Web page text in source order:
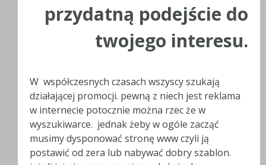
przydatną podejście do
twojego interesu.
W współczesnych czasach wszyscy szukają
działającej promocji. pewną z niech jest reklama
w internecie potocznie można rzec że w
wyszukiwarce. jednak żeby w ogóle zacząć
musimy dysponować stronę www czyli ją
postawić od zera lub nabywać dobry szablon.